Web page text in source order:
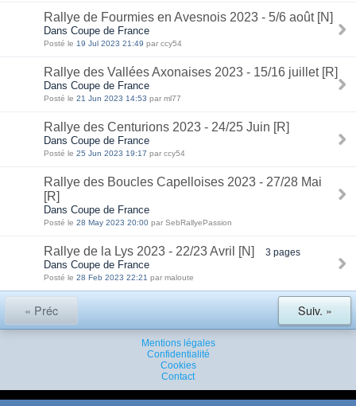
Rallye de Fourmies en Avesnois 2023 - 5/6 août [N]
Dans Coupe de France
Posté le 19 Jul 2023 21:49 par ccy54
Rallye des Vallées Axonaises 2023 - 15/16 juillet [R]
Dans Coupe de France
Posté le 21 Jun 2023 14:53 par ml77
Rallye des Centurions 2023 - 24/25 Juin [R]
Dans Coupe de France
Posté le 25 Jun 2023 19:17 par ccy54
Rallye des Boucles Capelloises 2023 - 27/28 Mai
[R]
Dans Coupe de France
Posté le 28 May 2023 20:00 par SebRallyePassion
Rallye de la Lys 2023 - 22/23 Avril [N] 3 pages
Dans Coupe de France
Posté le 28 Feb 2023 22:21 par maloute
« Préc Suiv. »
Mentions légales
Confidentialité
Cookies
Contact